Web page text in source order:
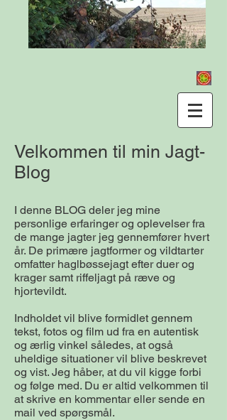
Velkommen til min Jagt-
Blog
I denne BLOG deler jeg mine
personlige erfaringer og oplevelser fra
de mange jagter jeg gennemfører hvert
år. De primære jagtformer og vildtarter
omfatter haglbøssejagt efter duer og
krager samt riffeljagt på ræve og
hjortevildt.
Indholdet vil blive formidlet gennem
tekst, fotos og film ud fra en autentisk
og ærlig vinkel således, at også
uheldige situationer vil blive beskrevet
og vist. Jeg håber, at du vil kigge forbi
og følge med. Du er altid velkommen til
at skrive en kommentar eller sende en
mail ved spørgsmål.